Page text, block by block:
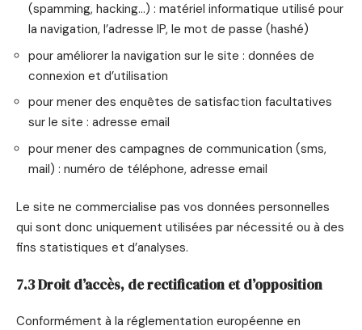
(spamming, hacking…) : matériel informatique utilisé pour
la navigation, l’adresse IP, le mot de passe (hashé)
pour améliorer la navigation sur le site : données de
connexion et d’utilisation
pour mener des enquêtes de satisfaction facultatives
sur le site : adresse email
pour mener des campagnes de communication (sms,
mail) : numéro de téléphone, adresse email
Le site ne commercialise pas vos données personnelles
qui sont donc uniquement utilisées par nécessité ou à des
fins statistiques et d’analyses.
7.3 Droit d’accès, de rectification et d’opposition
Conformément à la réglementation européenne en